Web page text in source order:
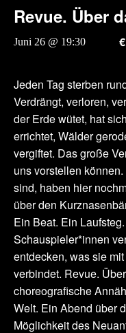
Revue. Über
Juni 26 @ 19:30
Jeden Tag sterben
Verdrängt, verloren,
der Erde wütet, hat
errichtet, Wälder
vergiftet. Das große
uns vorstellen
sind, haben hier
über den
Ein Beat. Ein
Schauspieler*innen
entdecken, was sie
verbindet. Revue.
choreografische
Welt. Ein Abend über
Möglichkeit des